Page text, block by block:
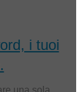
i tuoi
una sola